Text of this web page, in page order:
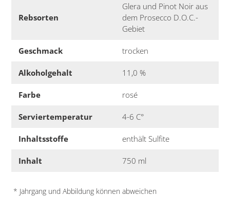
Rebsorten
Glera und Pinot Noir aus
dem Prosecco D.O.C.-
Gebiet
Geschmack trocken
Alkoholgehalt 11,0 %
Farbe rosé
Serviertemperatur 4-6 C°
Inhaltsstoffe enthält Sulfite
Inhalt 750 ml
* Jahrgang und Abbildung können abweichen